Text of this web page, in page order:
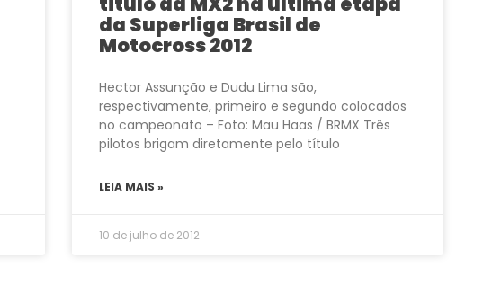
da Superliga Brasil de
Motocross 2012
Hector Assunção e Dudu Lima são,
respectivamente, primeiro e segundo colocados
no campeonato – Foto: Mau Haas / BRMX Três
pilotos brigam diretamente pelo título
LEIA MAIS »
10 de julho de 2012